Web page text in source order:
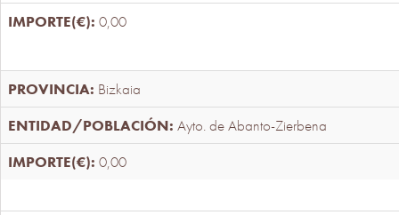
0,00
Bizkaia
Ayto. de Abanto-Zierbena
0,00